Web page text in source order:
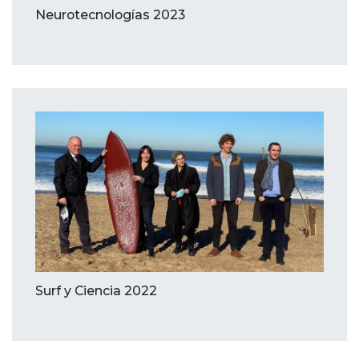
Neurotecnologías 2023
Surf y Ciencia 2022